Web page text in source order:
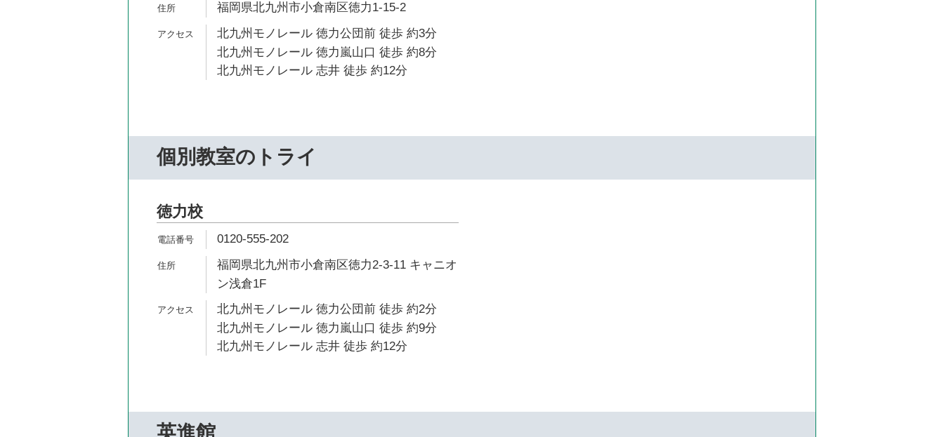
福岡県北九州市小倉南区徳力1-15-2
北九州モノレール 徳力公団前 徒歩 約3分
北九州モノレール 徳力嵐山口 徒歩 約8分
北九州モノレール 志井 徒歩 約12分
個別教室のトライ
徳力校
0120-555-202
福岡県北九州市小倉南区徳力2-3-11 キャニオ
ン浅倉1F
北九州モノレール 徳力公団前 徒歩 約2分
北九州モノレール 徳力嵐山口 徒歩 約9分
北九州モノレール 志井 徒歩 約12分
英進館